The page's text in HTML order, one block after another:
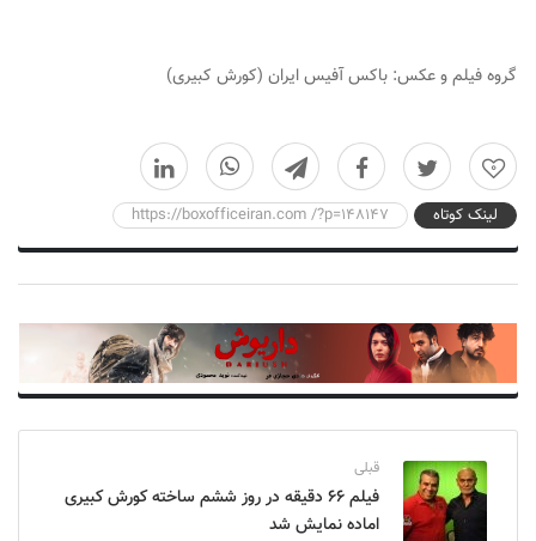
گروه فیلم و عکس: باکس آفیس ایران (کورش کبیری)
0
لینک کوتاه https://boxofficeiran.com /?p=148147
قبلی
فیلم ۶۶ دقیقه در روز ششم ساخته کورش کبیری
اماده نمایش شد